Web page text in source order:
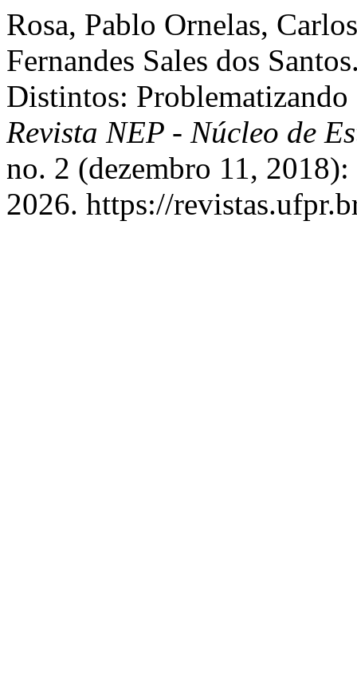
Rosa, Pablo Ornelas,
Fernandes Sales dos
Distintos: Problematizando
Revista NEP - Núcleo de
no. 2 (dezembro 11,
2026. https://